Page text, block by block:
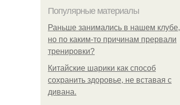
Популярные материалы
Раньше занимались в нашем клубе,
но по каким-то причинам прервали
тренировки?
Китайские шарики как способ
сохранить здоровье, не вставая с
дивана.